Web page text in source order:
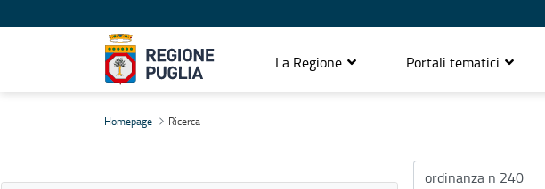
La Regione Portali tematici
Homepage Ricerca